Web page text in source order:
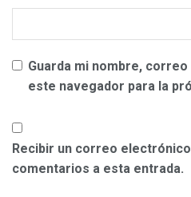
Guarda mi nombre,
este navegador para la
Recibir un correo
comentarios a esta entrada.